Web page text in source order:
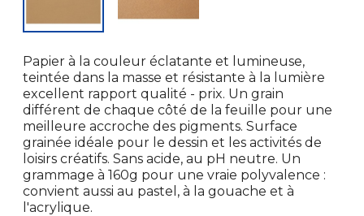
Papier à la couleur éclatante et lumineuse,
teintée dans la masse et résistante à la lumière
excellent rapport qualité - prix. Un grain
différent de chaque côté de la feuille pour une
meilleure accroche des pigments. Surface
grainée idéale pour le dessin et les activités de
loisirs créatifs. Sans acide, au pH neutre. Un
grammage à 160g pour une vraie polyvalence :
convient aussi au pastel, à la gouache et à
l'acrylique.